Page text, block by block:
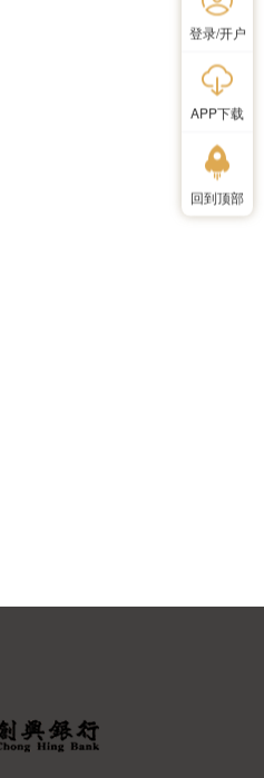
登录/开户
APP下载
回到顶部